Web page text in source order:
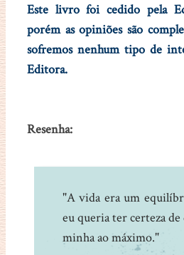
Este livro foi cedido pela
porém as opiniões são
sofremos nenhum tipo de
Editora.
Resenha:
"A vida era um
eu queria ter certeza
minha ao máximo."